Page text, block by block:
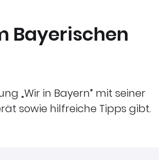
Bayerischen
„Wir in Bayern“ mit seiner
sowie hilfreiche Tipps gibt.